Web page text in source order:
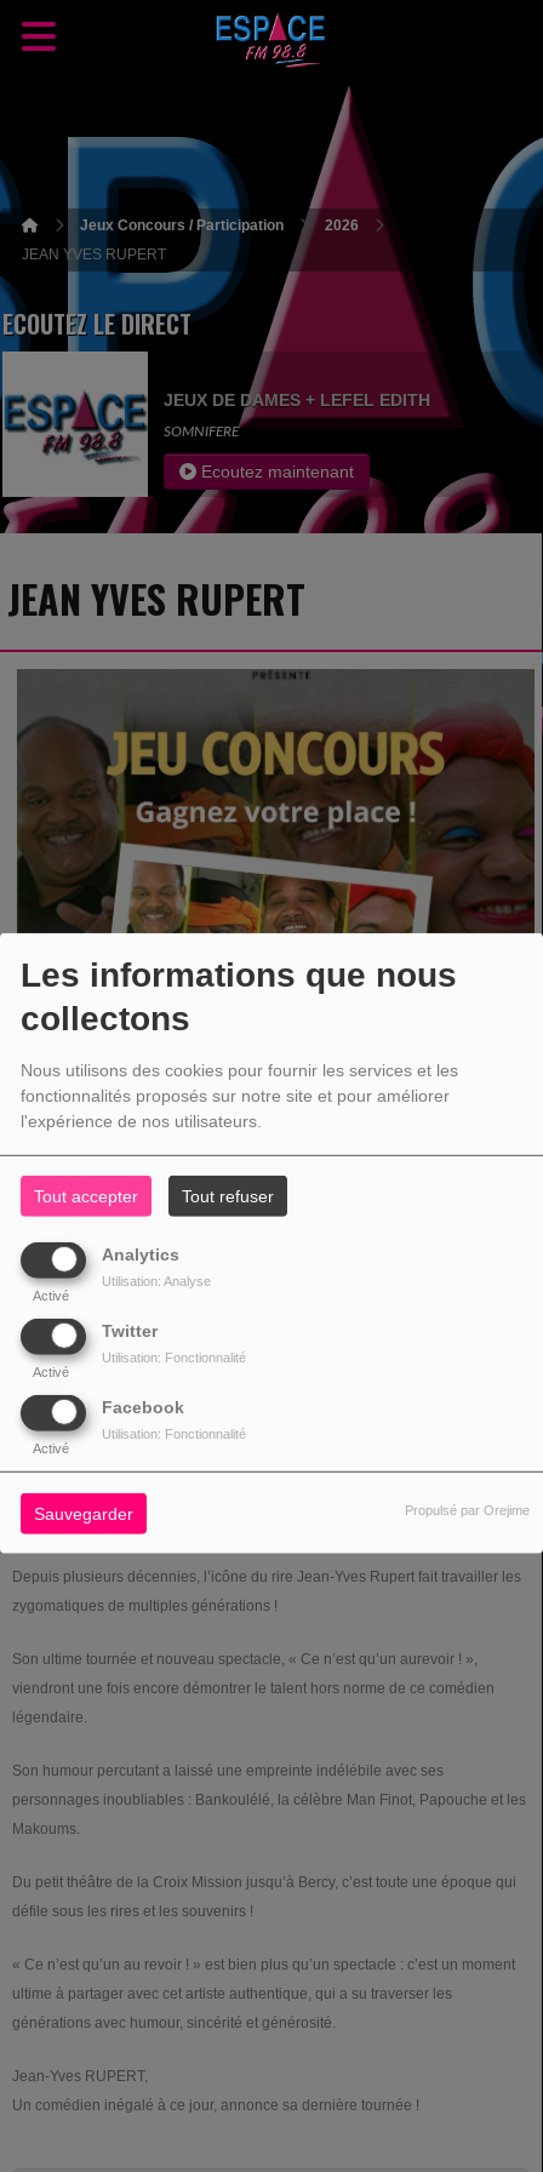
Les informations que nous
collectons
Nous utilisons des cookies pour fournir les services et les
fonctionnalités proposés sur notre site et pour améliorer
l'expérience de nos utilisateurs.
Tout accepter Tout refuser
Analytics
Activé
Utilisation: Analyse
Twitter
Activé
Utilisation: Fonctionnalité
Facebook
Activé
Utilisation: Fonctionnalité
Sauvegarder Propulsé par Orejime
Jeux Concours / Participation
2026
JEAN YVES RUPERT
ECOUTEZ LE DIRECT
JEUX DE DAMES + LEFEL EDITH
SOMNIFERE
Ecoutez maintenant
JEAN YVES RUPERT
22 JANVIER 2026 - 14:40 -
Gagnez votre place pour le spectacle de Jean-Yves Rupert pour le 02 Mai
2026.
----------------------------------------------------------------------------------------
Depuis plusieurs décennies, l’icône du rire Jean-Yves Rupert fait travailler les
zygomatiques de multiples générations !
Son ultime tournée et nouveau spectacle, « Ce n’est qu’un aurevoir ! »,
viendront une fois encore démontrer le talent hors norme de ce comédien
légendaire.
Son humour percutant a laissé une empreinte indélébile avec ses
personnages inoubliables : Bankoulélé, la célèbre Man Finot, Papouche et les
Makoums.
Du petit théâtre de la Croix Mission jusqu’à Bercy, c’est toute une époque qui
défile sous les rires et les souvenirs !
« Ce n’est qu’un au revoir ! » est bien plus qu’un spectacle : c’est un moment
ultime à partager avec cet artiste authentique, qui a su traverser les
générations avec humour, sincérité et générosité.
Jean-Yves RUPERT,
Un comédien inégalé à ce jour, annonce sa dernière tournée !